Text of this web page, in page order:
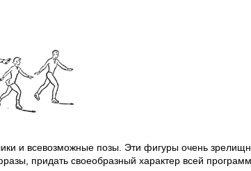
и всевозможные позы. Эти фигуры очень
придать своеобразный характер всей